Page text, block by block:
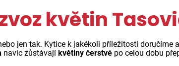
květin
jen tak. Kytice k jakékoli příležitosti doručíme
navíc zůstávají květiny čerstvépo celou dobu